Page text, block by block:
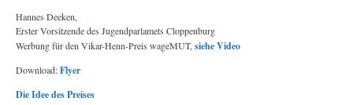
Hannes Deeken,
Erster Vorsitzende des Jugendparlamets Cloppenburg
Werbung für den Vikar-Henn-Preis wageMUT, siehe Video
Download:Flyer
Die Idee des Preises